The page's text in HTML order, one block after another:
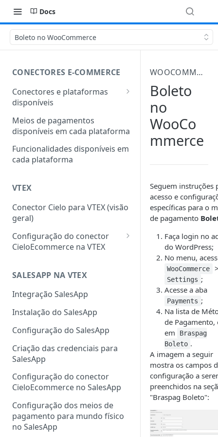
Docs
Boleto no WooCommerce
CONECTORES E-COMMERCE
Conectores e plataformas
disponíveis
Outras plataformas também
conectadas com a Cielo
Meios de pagamentos
disponíveis em cada plataforma
Funcionalidades disponíveis em
cada plataforma
VTEX
Conector Cielo para VTEX (visão
geral)
Configuração do conector
CieloEcommerce na VTEX
Configuração de cartão de
digitais
Configuração de pagamentos
customizados
Funcionalidades
Configuração da
ClearSale na VTEX
Configuração do Fingerprint
Cybersource na VTEX
Cadastro de sellers para Split
de Pagamento
SALESAPP NA VTEX
Integração SalesApp
Instalação do SalesApp
Configuração do SalesApp
Criação das credenciais para
SalesApp
Configuração do conector
CieloEcommerce no SalesApp
Configuração dos meios de
pagamento para mundo físico
no SalesApp
WOOCOMMERCE
Boleto
no
WooCo
mmerce
Seguem instruções
acesso e
específicas para o
de pagamento
Faça login no
do WordPress;
No menu,
WooCommerce
Settings ;
Acesse a aba
Payments ;
Na lista de
de Pagamento,
em
Braspag
Boleto .
A imagem a seguir
mostra os campos
configuração a
preenchidos na
"Braspag Boleto":